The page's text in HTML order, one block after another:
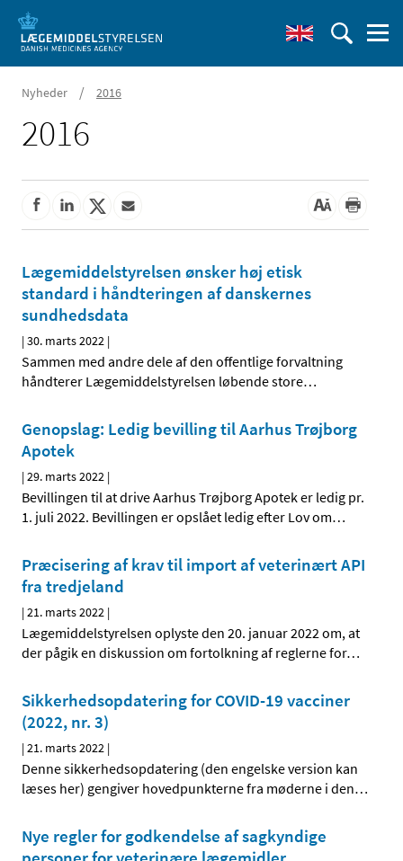
Nyheder / 2016
2016
Lægemiddelstyrelsen ønsker høj etisk
standard i håndteringen af danskernes
sundhedsdata
|30. marts 2022 |
Sammen med andre dele af den offentlige forvaltning
håndterer Lægemiddelstyrelsen løbende store…
Genopslag: Ledig bevilling til Aarhus Trøjborg
Apotek
|29. marts 2022 |
Bevillingen til at drive Aarhus Trøjborg Apotek er ledig pr.
1. juli 2022. Bevillingen er opslået ledig efter Lov om…
Præcisering af krav til import af veterinært API
fra tredjeland
|21. marts 2022 |
Lægemiddelstyrelsen oplyste den 20. januar 2022 om, at
der pågik en diskussion om fortolkning af reglerne for…
Sikkerhedsopdatering for COVID-19 vacciner
(2022, nr. 3)
|21. marts 2022 |
Denne sikkerhedsopdatering (den engelske version kan
læses her) gengiver hovedpunkterne fra møderne i den…
Nye regler for godkendelse af sagkyndige